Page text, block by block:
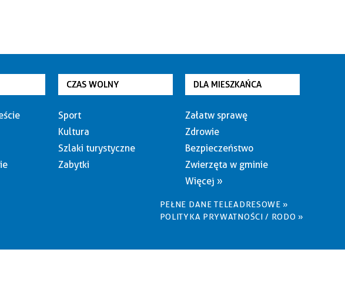
CZAS WOLNY
Sport
Kultura
Szlaki turystyczne
Zabytki
DLA MIESZKAŃCA
Załatw sprawę
Zdrowie
Bezpieczeństwo
Zwierzęta w gminie
Więcej »
PEŁNE DANE TELEADRESOWE »
POLITYKA PRYWATNOŚCI / RODO »